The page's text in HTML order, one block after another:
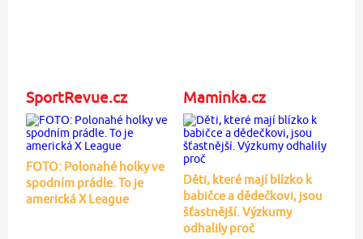
SportRevue.cz
FOTO: Polonahé holky ve
spodním prádle. To je
americká X League
Maminka.cz
Děti, které mají blízko k
babičce a dědečkovi, jsou
šťastnější. Výzkumy
odhalily proč